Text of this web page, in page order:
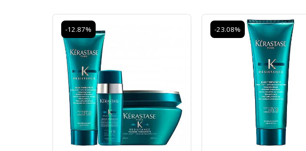
-12.87% -23.08%